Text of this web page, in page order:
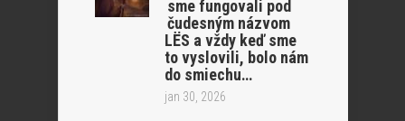
sme fungovali pod
čudesným názvom
LËS a vždy keď sme
to vyslovili, bolo nám
do smiechu…
jan 30, 2026